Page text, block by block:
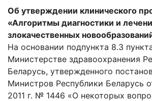
Об утверждении клинического
«Алгоритмы диагностики и
злокачественных
На основании подпункта 8.3
Министерстве здравоохранения
Беларусь, утвержденного
Министров Республики Беларусь
2011 г. № 1446 «О некоторых